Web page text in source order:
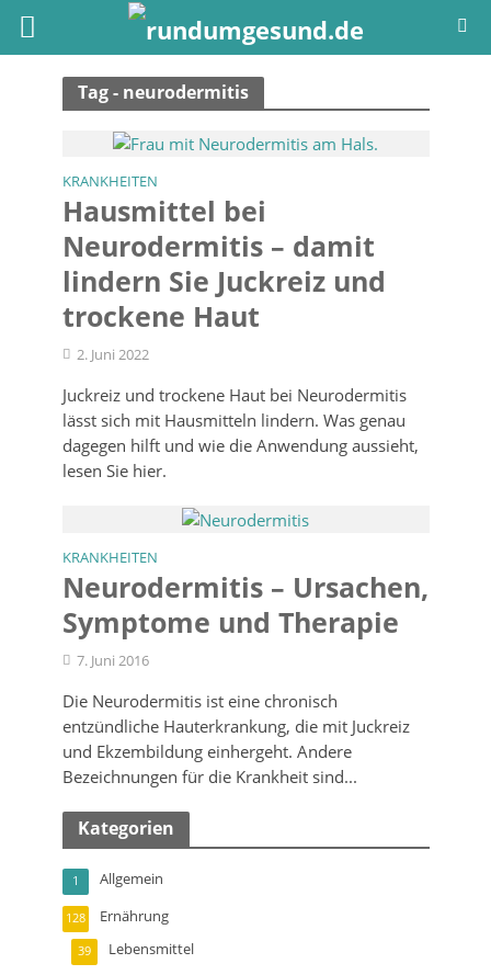
Tag - neurodermitis
KRANKHEITEN
Hausmittel bei
Neurodermitis – damit
lindern Sie Juckreiz und
trockene Haut
2. Juni 2022
Juckreiz und trockene Haut bei Neurodermitis
lässt sich mit Hausmitteln lindern. Was genau
dagegen hilft und wie die Anwendung aussieht,
lesen Sie hier.
KRANKHEITEN
Neurodermitis – Ursachen,
Symptome und Therapie
7. Juni 2016
Die Neurodermitis ist eine chronisch
entzündliche Hauterkrankung, die mit Juckreiz
und Ekzembildung einhergeht. Andere
Bezeichnungen für die Krankheit sind...
Kategorien
Allgemein
1
Ernährung
128
Lebensmittel
39